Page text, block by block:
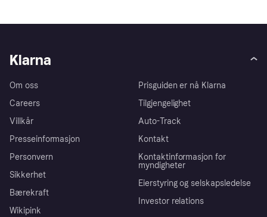
Klarna
Om oss
Careers
Villkår
Presseinformasjon
Personvern
Sikkerhet
Bærekraft
Wikipink
Prisguiden er nå Klarna
Tilgjengelighet
Auto-Track
Kontakt
Kontaktinformasjon for
myndigheter
Eierstyring og selskapsledelse
Investor relations